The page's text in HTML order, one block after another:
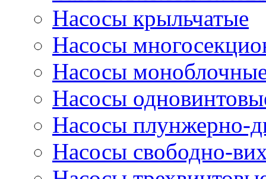
Насосы крыльчатые
Насосы
Насосы
Насосы
Насосы плунжерно-
Насосы свободно-